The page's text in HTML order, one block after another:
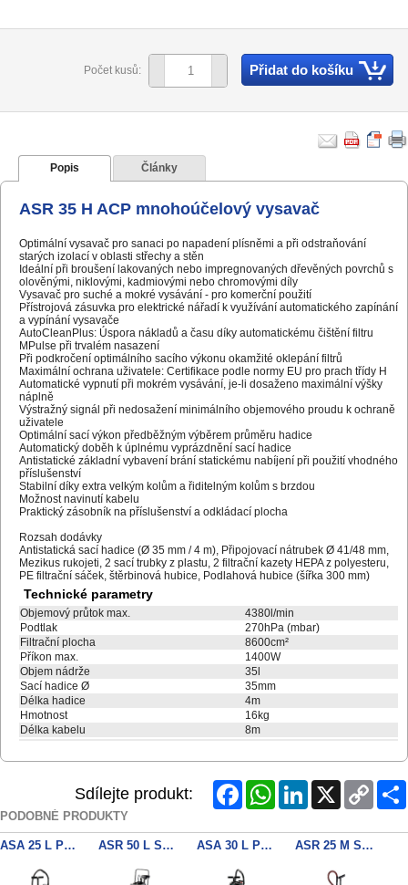
Počet kusů: Přidat do košíku
Popis Články
ASR 35 H ACP mnohoúčelový vysavač
Optimální vysavač pro sanaci po napadení plísněmi a při odstraňování
starých izolací v oblasti střechy a stěn
Ideální při broušení lakovaných nebo impregnovaných dřevěných povrchů s
olověnými, niklovými, kadmiovými nebo chromovými díly
Vysavač pro suché a mokré vysávání - pro komerční použití
Přístrojová zásuvka pro elektrické nářadí k využívání automatického zapínání
a vypínání vysavače
AutoCleanPlus: Úspora nákladů a času díky automatickému čištění filtru
MPulse při trvalém nasazení
Při podkročení optimálního sacího výkonu okamžité oklepání filtrů
Maximální ochrana uživatele: Certifikace podle normy EU pro prach třídy H
Automatické vypnutí při mokrém vysávání, je-li dosaženo maximální výšky
náplně
Výstražný signál při nedosažení minimálního objemového proudu k ochraně
uživatele
Optimální sací výkon předběžným výběrem průměru hadice
Automatický doběh k úplnému vyprázdnění sací hadice
Antistatické základní vybavení brání statickému nabíjení při použití vhodného
příslušenství
Stabilní díky extra velkým kolům a řiditelným kolům s brzdou
Možnost navinutí kabelu
Praktický zásobník na příslušenství a odkládací plocha
Rozsah dodávky
Antistatická sací hadice (Ø 35 mm / 4 m), Připojovací nátrubek Ø 41/48 mm,
Mezikus rukojeti, 2 sací trubky z plastu, 2 filtrační kazety HEPA z polyesteru,
PE filtrační sáček, štěrbinová hubice, Podlahová hubice (šířka 300 mm)
Technické parametry
Objemový průtok max.
4380l/min
Podtlak
270hPa (mbar)
Filtrační plocha
8600cm²
Příkon max.
1400W
Objem nádrže
35l
Sací hadice Ø
35mm
Délka hadice
4m
Hmotnost
16kg
Délka kabelu
8m
Sdílejte produkt: FacebookWhatsAppLinkedInX
Copy
Link
PODOBNÉ PRODUKTY
ASA 25 L PC mnohoúčelový vysavač ASR 50 L SC mnohoúčelový vysavač ASA 30 L PC Inox mnohoúčelový vysavač ASR 25 M SC mnohoúčelový vysavač